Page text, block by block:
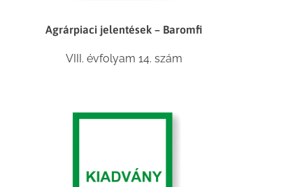
Agrárpiaci jelentések – Baromfi
VIII. évfolyam 14. szám